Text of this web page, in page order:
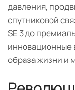
давления,
спутниковой
SE 3 до
инновационные
образа жизни и